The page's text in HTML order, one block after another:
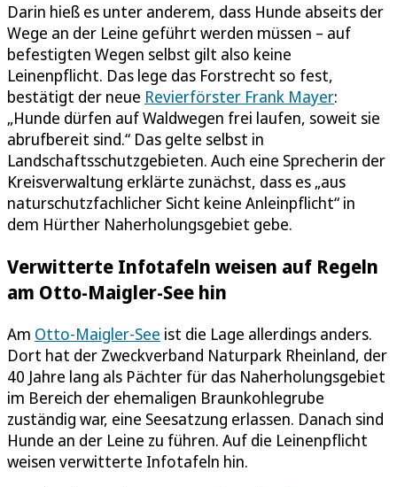
Darin hieß es unter anderem, dass Hunde abseits der
Wege an der Leine geführt werden müssen – auf
befestigten Wegen selbst gilt also keine
Leinenpflicht. Das lege das Forstrecht so fest,
bestätigt der neue Revierförster Frank Mayer:
„Hunde dürfen auf Waldwegen frei laufen, soweit sie
abrufbereit sind.“ Das gelte selbst in
Landschaftsschutzgebieten. Auch eine Sprecherin der
Kreisverwaltung erklärte zunächst, dass es „aus
naturschutzfachlicher Sicht keine Anleinpflicht“ in
dem Hürther Naherholungsgebiet gebe.
Verwitterte Infotafeln weisen auf Regeln
am Otto-Maigler-See hin
Am Otto-Maigler-See ist die Lage allerdings anders.
Dort hat der Zweckverband Naturpark Rheinland, der
40 Jahre lang als Pächter für das Naherholungsgebiet
im Bereich der ehemaligen Braunkohlegrube
zuständig war, eine Seesatzung erlassen. Danach sind
Hunde an der Leine zu führen. Auf die Leinenpflicht
weisen verwitterte Infotafeln hin.